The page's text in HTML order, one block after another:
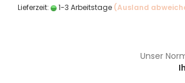
Lieferzeit: 1-3 Arbeitstage (Ausland
Unser